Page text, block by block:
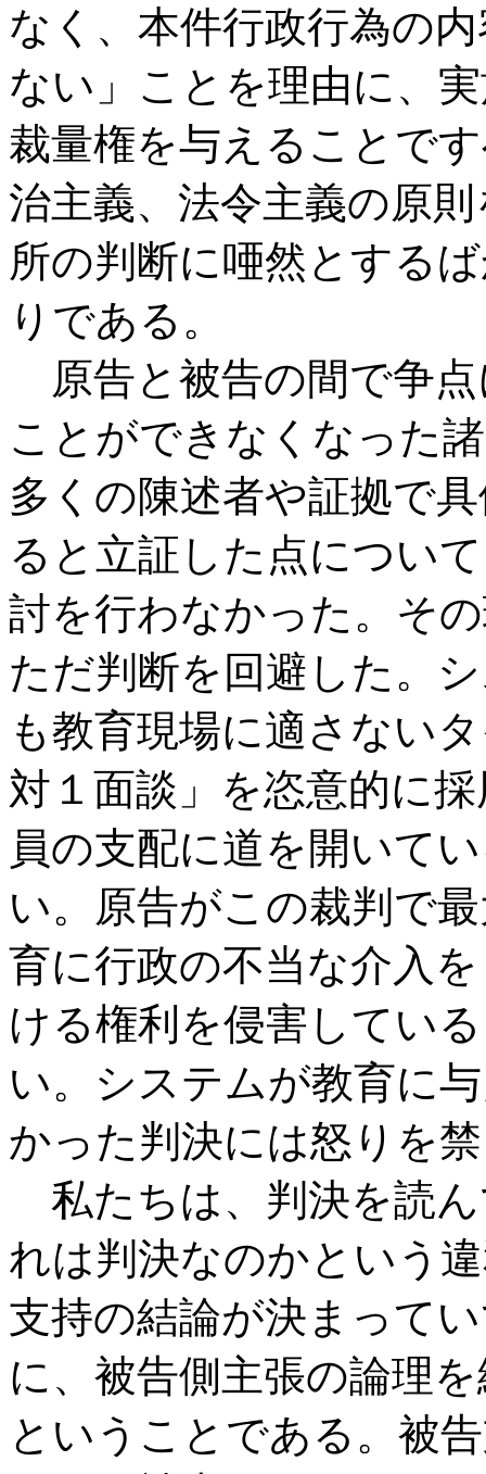
なく、本件行政行為の
ない」ことを理由に、
裁量権を与えることで
治主義、法令主義の原
所の判断に唖然とする
りである。
原告と被告の間で争
ことができなくなった
多くの陳述者や証拠で
ると立証した点につい
討を行わなかった。そ
ただ判断を回避した。
も教育現場に適さない
対１面談」を恣意的に
員の支配に道を開いて
い。原告がこの裁判で
育に行政の不当な介入
ける権利を侵害してい
い。システムが教育に
かった判決には怒りを
私たちは、判決を読
れは判決なのかという
支持の結論が決まって
に、被告側主張の論理
ということである。被